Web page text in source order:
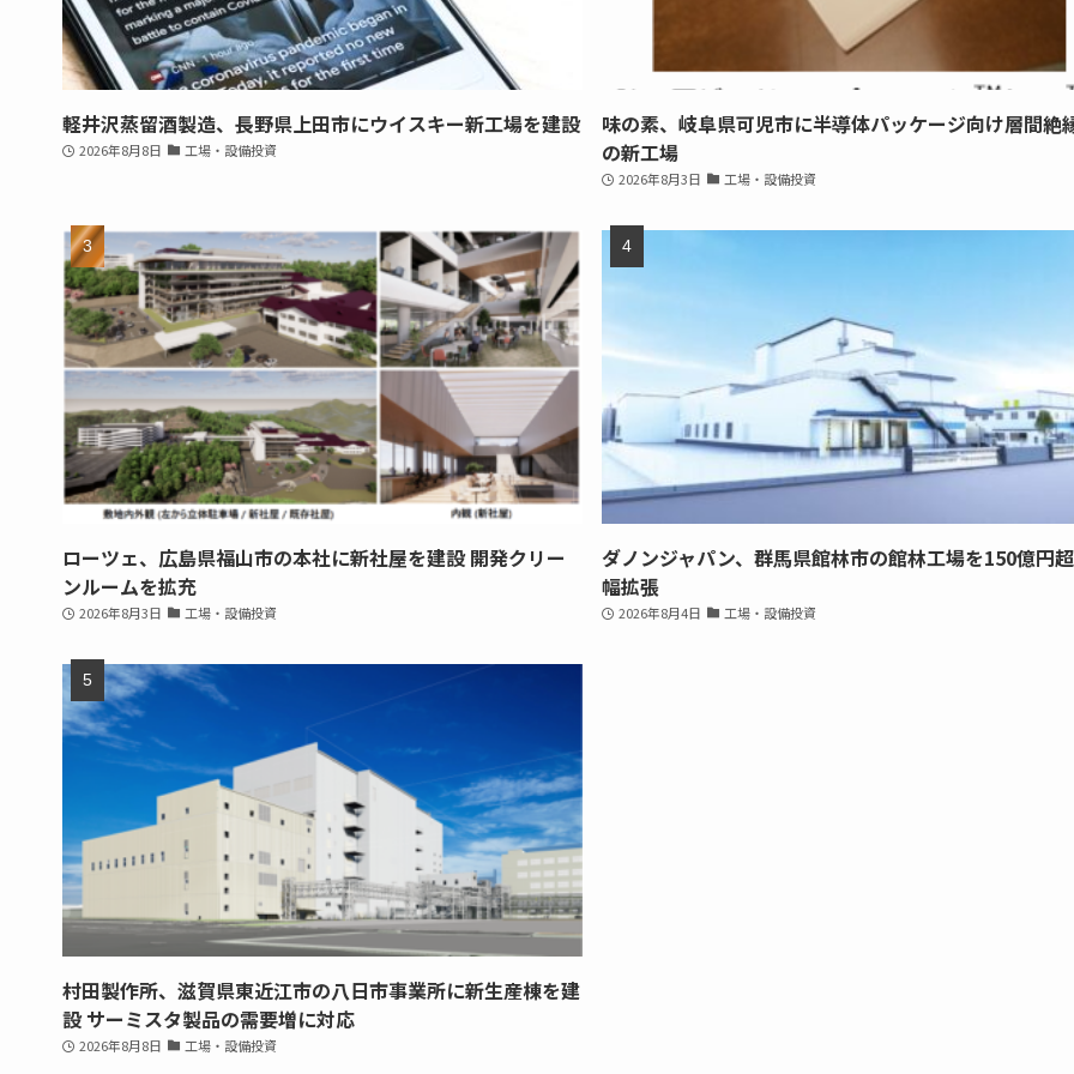
軽井沢蒸留酒製造、長野県上田市にウイスキー新工場を建設
2026年8月8日 工場・設備投資
味の素、岐阜県可児市に半導体パッケージ向け層間絶
の新工場
2026年8月3日 工場・設備投資
ローツェ、広島県福山市の本社に新社屋を建設 開発クリー
ンルームを拡充
2026年8月3日 工場・設備投資
ダノンジャパン、群馬県館林市の館林工場を150億円
幅拡張
2026年8月4日 工場・設備投資
村田製作所、滋賀県東近江市の八日市事業所に新生産棟を建
設 サーミスタ製品の需要増に対応
2026年8月8日 工場・設備投資